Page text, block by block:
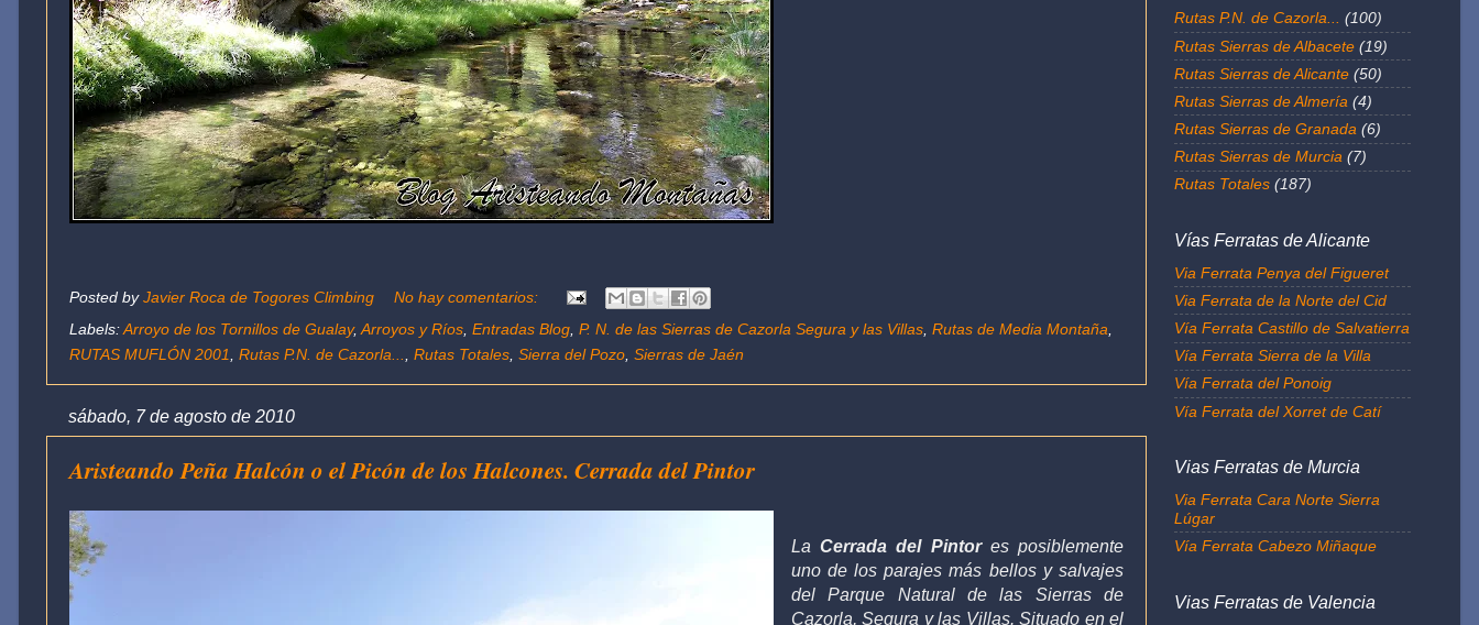
Posted byJavier Roca de Togores Climbing
No hay comentarios:
Labels:Arroyo de los Tornillos de Gualay, Arroyos y Ríos Entradas Blog P. N. de las Sierras de Cazorla Segura y las Villas Rutas de Media Montaña
RUTAS MUFLÓN 2001
Rutas P.N. de Cazorla... Rutas Totales Sierra del Pozo Sierras de Jaén
sábado, 7 de agosto de 2010
Aristeando Peña Halcón o el Picón de los Halcones. Cerrada del Pintor
LaCerrada del Pintores posiblemente
uno de los parajes más bellos y salvajes
del Parque Natural de las Sierras de
Cazorla, Segura y las Villas. Situado en el
Rutas P.N. de Cazorla... (100)
Rutas Sierras de Albacete (19)
Rutas Sierras de Alicante (50)
Rutas Sierras de Almería (4)
Rutas Sierras de Granada (6)
Rutas Sierras de Murcia (7)
Rutas Totales (187)
Vías Ferratas de Alicante
Via Ferrata Penya del Figueret
Via Ferrata de la Norte del Cid
Vía Ferrata Castillo de Salvatierra
Vía Ferrata Sierra de la Villa
Vía Ferrata del Ponoig
Vía Ferrata del Xorret de Catí
Vias Ferratas de Murcia
Via Ferrata Cara Norte Sierra
Lúgar
Vía Ferrata Cabezo Miñaque
Vias Ferratas de Valencia